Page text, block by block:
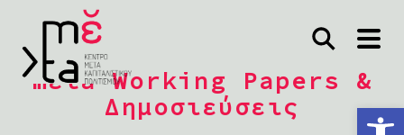
Ανοίξτε τη γραμμή εργαλείων
mέta Working Papers &
Δημοσιεύσεις